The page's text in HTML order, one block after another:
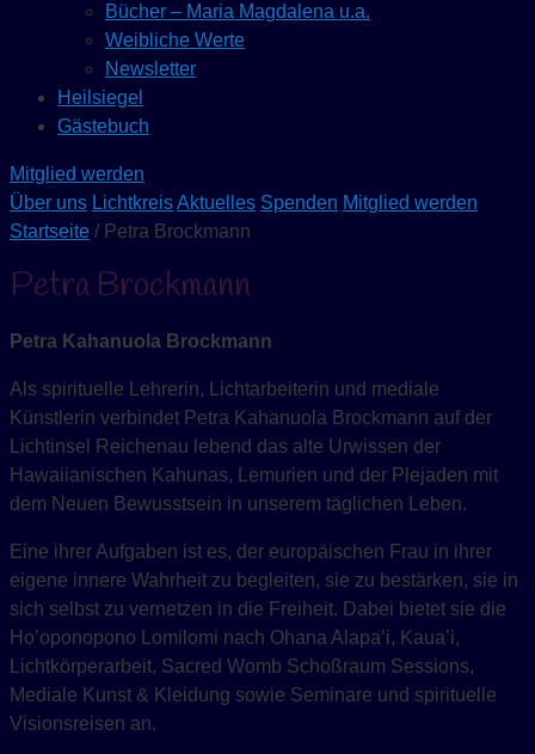
Bücher – Maria Magdalena u.a.
Weibliche Werte
Newsletter
Heilsiegel
Gästebuch
Mitglied werden
Über uns LichtkreisAktuelles Spenden Mitglied werden
Startseite / Petra Brockmann
Petra Brockmann
Petra Kahanuola Brockmann
Als spirituelle Lehrerin, Lichtarbeiterin und mediale
Künstlerin verbindet Petra Kahanuola Brockmann auf der
Lichtinsel Reichenau lebend das alte Urwissen der
Hawaiianischen Kahunas, Lemurien und der Plejaden mit
dem Neuen Bewusstsein in unserem täglichen Leben.
Eine ihrer Aufgaben ist es, der europäischen Frau in ihrer
eigene innere Wahrheit zu begleiten, sie zu bestärken, sie in
sich selbst zu vernetzen in die Freiheit. Dabei bietet sie die
Ho’oponopono Lomilomi nach Ohana Alapa’i, Kaua’i,
Lichtkörperarbeit, Sacred Womb Schoßraum Sessions,
Mediale Kunst & Kleidung sowie Seminare und spirituelle
Visionsreisen an.